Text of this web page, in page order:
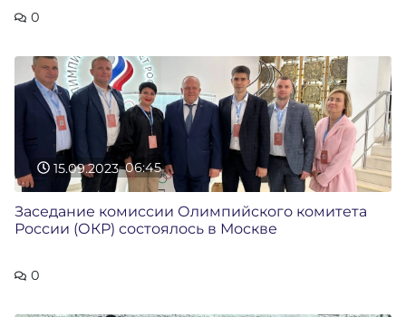
0
15.09.2023 06:45
Заседание комиссии Олимпийского комитета
России (ОКР) состоялось в Москве
0